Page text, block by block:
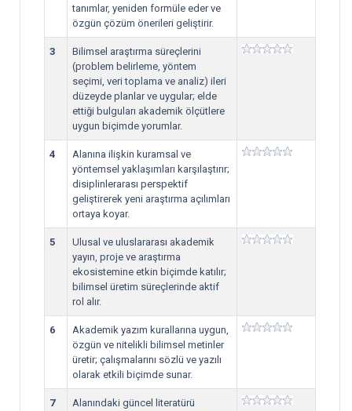
tanımlar, yeniden formüle eder ve
özgün çözüm önerileri geliştirir.
3
Bilimsel araştırma süreçlerini
(problem belirleme, yöntem
seçimi, veri toplama ve analiz) ileri
düzeyde planlar ve uygular; elde
ettiği bulguları akademik ölçütlere
uygun biçimde yorumlar.
4
Alanına ilişkin kuramsal ve
yöntemsel yaklaşımları karşılaştırır;
disiplinlerarası perspektif
geliştirerek yeni araştırma açılımları
ortaya koyar.
5
Ulusal ve uluslararası akademik
yayın, proje ve araştırma
ekosistemine etkin biçimde katılır;
bilimsel üretim süreçlerinde aktif
rol alır.
6
Akademik yazım kurallarına uygun,
özgün ve nitelikli bilimsel metinler
üretir; çalışmalarını sözlü ve yazılı
olarak etkili biçimde sunar.
7
Alanındaki güncel literatürü